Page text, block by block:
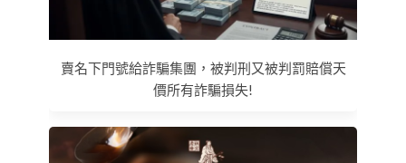
賣名下門號給詐騙集團，被判刑又被判罰賠償天
價所有詐騙損失!